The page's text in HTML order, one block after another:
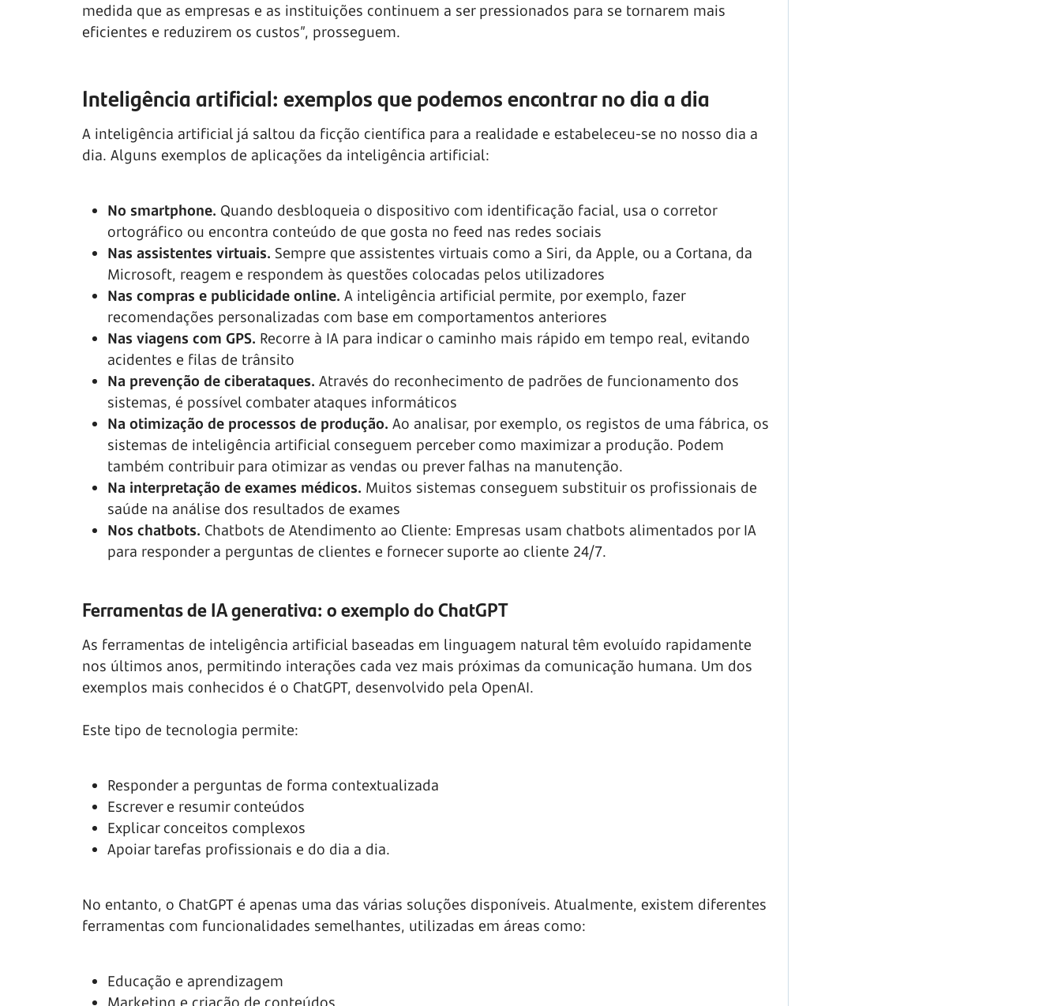
medida que as empresas e as instituições continuem a ser pressionados para se tornarem mais
eficientes e reduzirem os custos”, prosseguem.
Inteligência artificial: exemplos que podemos encontrar no dia a dia
A inteligência artificial já saltou da ficção científica para a realidade e estabeleceu-se no nosso dia a
dia. Alguns exemplos de aplicações da inteligência artificial:
No smartphone. Quando desbloqueia o dispositivo com identificação facial, usa o corretor
ortográfico ou encontra conteúdo de que gosta no feed nas redes sociais
Nas assistentes virtuais. Sempre que assistentes virtuais como a Siri, da Apple, ou a Cortana, da
Microsoft, reagem e respondem às questões colocadas pelos utilizadores
Nas compras e publicidade online. A inteligência artificial permite, por exemplo, fazer
recomendações personalizadas com base em comportamentos anteriores
Nas viagens com GPS. Recorre à IA para indicar o caminho mais rápido em tempo real, evitando
acidentes e filas de trânsito
Na prevenção de ciberataques. Através do reconhecimento de padrões de funcionamento dos
sistemas, é possível combater ataques informáticos
Na otimização de processos de produção. Ao analisar, por exemplo, os registos de uma fábrica, os
sistemas de inteligência artificial conseguem perceber como maximizar a produção. Podem
também contribuir para otimizar as vendas ou prever falhas na manutenção.
Na interpretação de exames médicos. Muitos sistemas conseguem substituir os profissionais de
saúde na análise dos resultados de exames
Nos chatbots. Chatbots de Atendimento ao Cliente: Empresas usam chatbots alimentados por IA
para responder a perguntas de clientes e fornecer suporte ao cliente 24/7.
Ferramentas de IA generativa: o exemplo do ChatGPT
As ferramentas de inteligência artificial baseadas em linguagem natural têm evoluído rapidamente
nos últimos anos, permitindo interações cada vez mais próximas da comunicação humana. Um dos
exemplos mais conhecidos é o ChatGPT, desenvolvido pela OpenAI.
Este tipo de tecnologia permite:
Responder a perguntas de forma contextualizada
Escrever e resumir conteúdos
Explicar conceitos complexos
Apoiar tarefas profissionais e do dia a dia.
No entanto, o ChatGPT é apenas uma das várias soluções disponíveis. Atualmente, existem diferentes
ferramentas com funcionalidades semelhantes, utilizadas em áreas como:
Educação e aprendizagem